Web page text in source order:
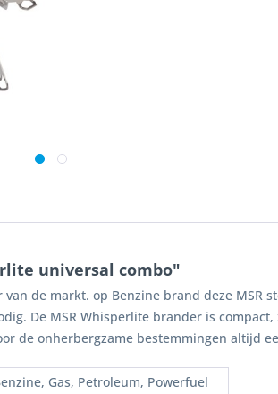
universal combo"
de markt. op Benzine brand deze MSR
De MSR Whisperlite brander is
de onherbergzame bestemmingen altijd
Gas, Petroleum, Powerfuel